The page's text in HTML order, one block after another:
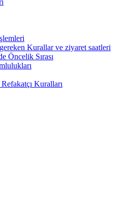
Kurallar ve ziyaret saatleri
Öncelik Sırası
Kuralları